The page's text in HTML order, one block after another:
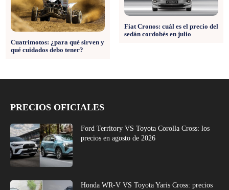
Cuatrimotos: ¿para qué sirven y
qué cuidados debo tener?
Fiat Cronos: cuál es el precio del
sedán cordobés en julio
PRECIOS OFICIALES
Ford Territory VS Toyota Corolla Cross: los
precios en agosto de 2026
Honda WR-V VS Toyota Yaris Cross: precios